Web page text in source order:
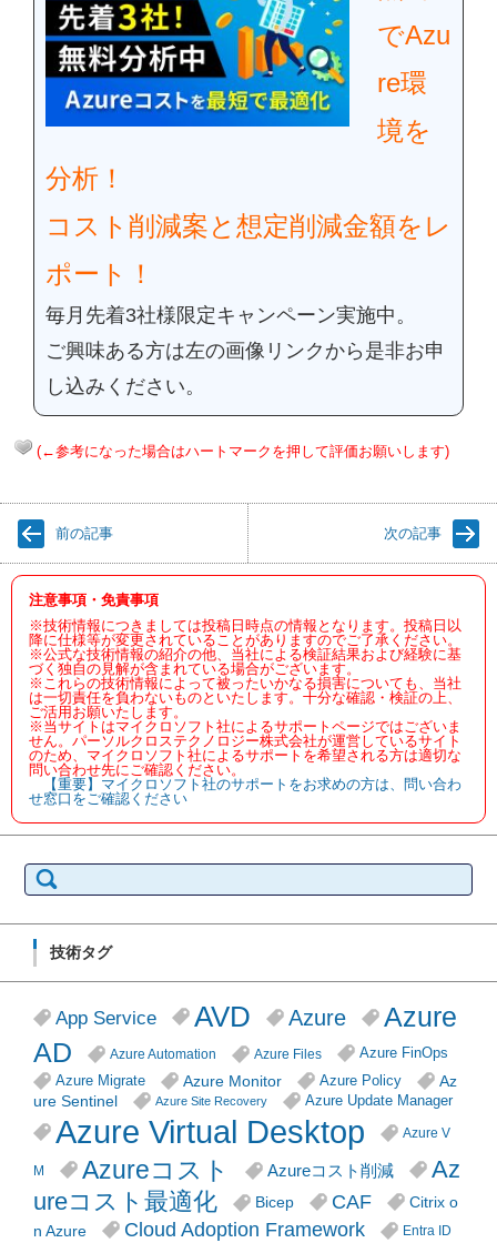
でAzu
re環
境を
分析！
コスト削減案と想定削減金額をレ
ポート！
毎月先着3社様限定キャンペーン実施中。
ご興味ある方は左の画像リンクから是非お申
し込みください。
(←参考になった場合はハートマークを押して評価お願いします)
前の記事 次の記事
注意事項・免責事項
※技術情報につきましては投稿日時点の情報となります。投稿日以
降に仕様等が変更されていることがありますのでご了承ください。
※公式な技術情報の紹介の他、当社による検証結果および経験に基
づく独自の見解が含まれている場合がございます。
※これらの技術情報によって被ったいかなる損害についても、当社
は一切責任を負わないものといたします。十分な確認・検証の上、
ご活用お願いたします。
※当サイトはマイクロソフト社によるサポートページではございま
せん。パーソルクロステクノロジー株式会社が運営しているサイト
のため、マイクロソフト社によるサポートを希望される方は適切な
問い合わせ先にご確認ください。
【重要】マイクロソフト社のサポートをお求めの方は、問い合わ
せ窓口をご確認ください
索:
技術タグ
App Service AVD Azure
Azure
AD
Azure Automation Azure Files
Azure FinOps
Azure Migrate
Azure Monitor Azure Policy
Az
ure Sentinel
Azure Site Recovery Azure Update Manager
Azure Virtual Desktop Azure V
M Azureコスト Azureコスト削減
Az
ureコスト最適化
Bicep CAF
Citrix o
n Azure
Cloud Adoption Framework
Entra ID